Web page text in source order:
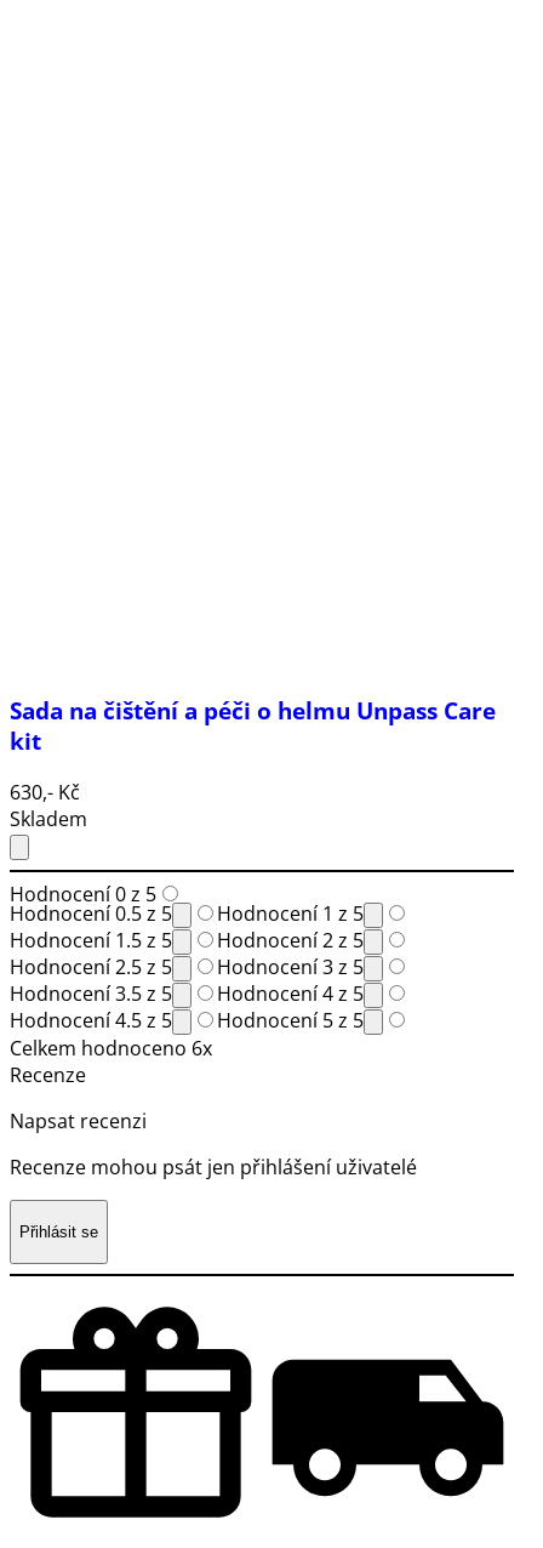
Sada na čištění a péči o helmu Unpass Care
kit
630,- Kč
Skladem
Hodnocení 0 z 5
Hodnocení 0.5 z 5
Hodnocení 1 z 5
Hodnocení 1.5 z 5
Hodnocení 2 z 5
Hodnocení 2.5 z 5
Hodnocení 3 z 5
Hodnocení 3.5 z 5
Hodnocení 4 z 5
Hodnocení 4.5 z 5
Hodnocení 5 z 5
Celkem hodnoceno 6x
Recenze
Napsat recenzi
Recenze mohou psát jen přihlášení uživatelé
Přihlásit se